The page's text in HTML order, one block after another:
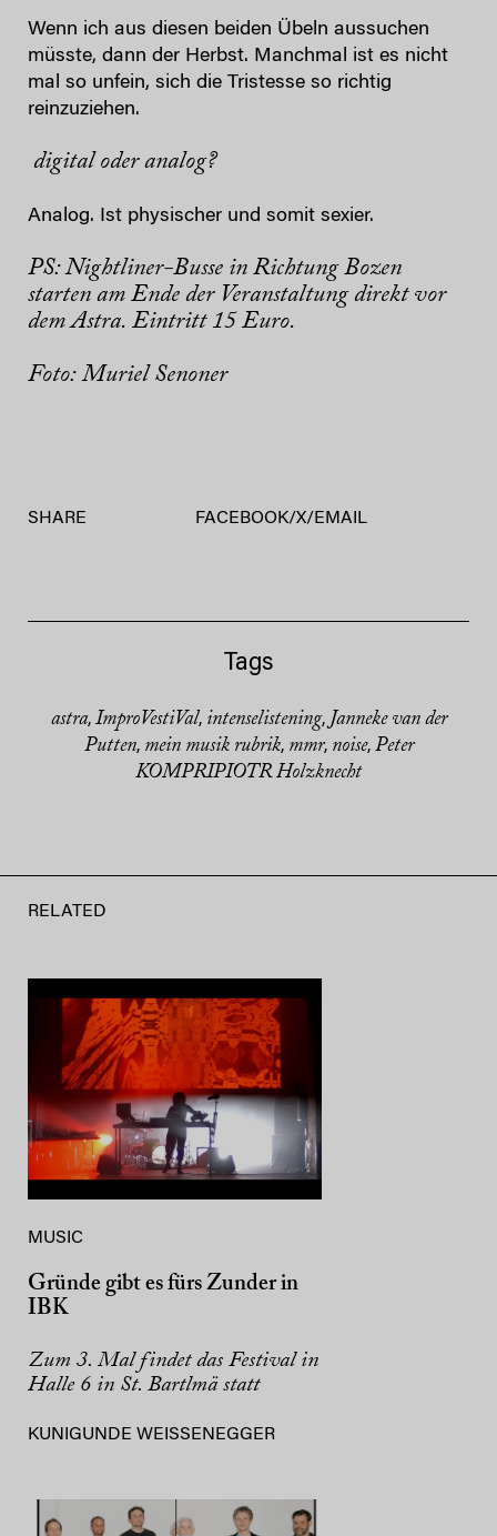
Wenn ich aus diesen beiden Übeln aussuchen
müsste, dann der Herbst. Manchmal ist es nicht
mal so unfein, sich die Tristesse so richtig
reinzuziehen.
digital oder analog?
Analog. Ist physischer und somit sexier.
PS: Nightliner-Busse in Richtung Bozen
starten am Ende der Veranstaltung direkt vor
dem Astra. Eintritt 15 Euro.
Foto: Muriel Senoner
SHARE FACEBOOK/X/ EMAIL
Tags
astra, ImproVestiVal, intenselistening, Janneke van der
Putten, mein musik rubrik, mmr, noise, Peter
KOMPRIPIOTR Holzknecht
RELATED
MUSIC
Gründe gibt es fürs Zunder in
IBK
Zum 3. Mal findet das Festival in
Halle 6 in St. Bartlmä statt
KUNIGUNDE WEISSENEGGER